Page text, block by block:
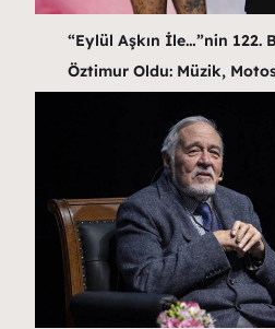
“Eylül Aşkın İle…”nin 122.
Öztimur Oldu: Müzik,